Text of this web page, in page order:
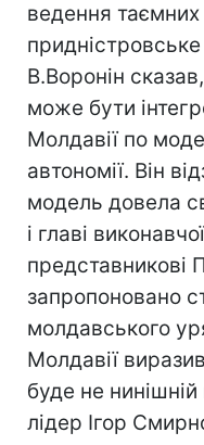
ведення
В.Воронін
може бути
Молдавії по
автономії. Він
модель довела
і главі
представникові
запропоновано
молдавського
Молдавії
буде не
лідер Ігор